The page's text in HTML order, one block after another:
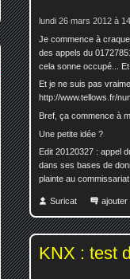
lundi 26 mars 2012 à
Je commence à
des appels du
cela sonne occupé...
Et je ne suis pas
http://www.tellows.fr/
Bref, ça commence à
Une petite idée ?
Edit 20120327 : appel
dans ses bases de
plainte au
Suricat ajouter
KNX : test